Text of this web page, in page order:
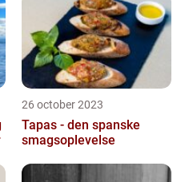
26 october 2023
Tapas - den spanske
smagsoplevelse